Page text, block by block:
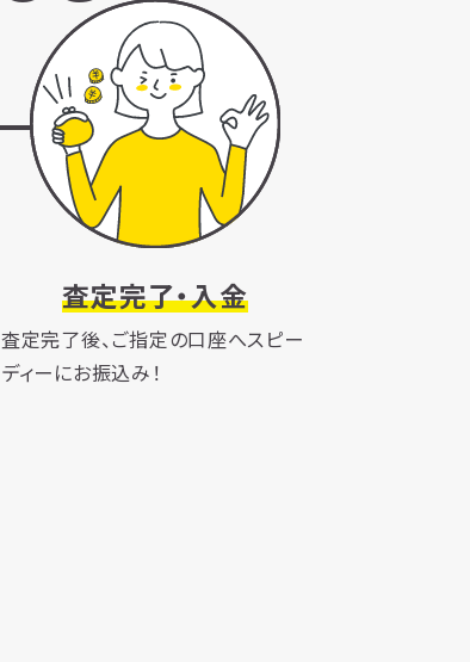
査定完了・入金
査定完了後、ご指定の口座へスピー
ディーにお振込み！